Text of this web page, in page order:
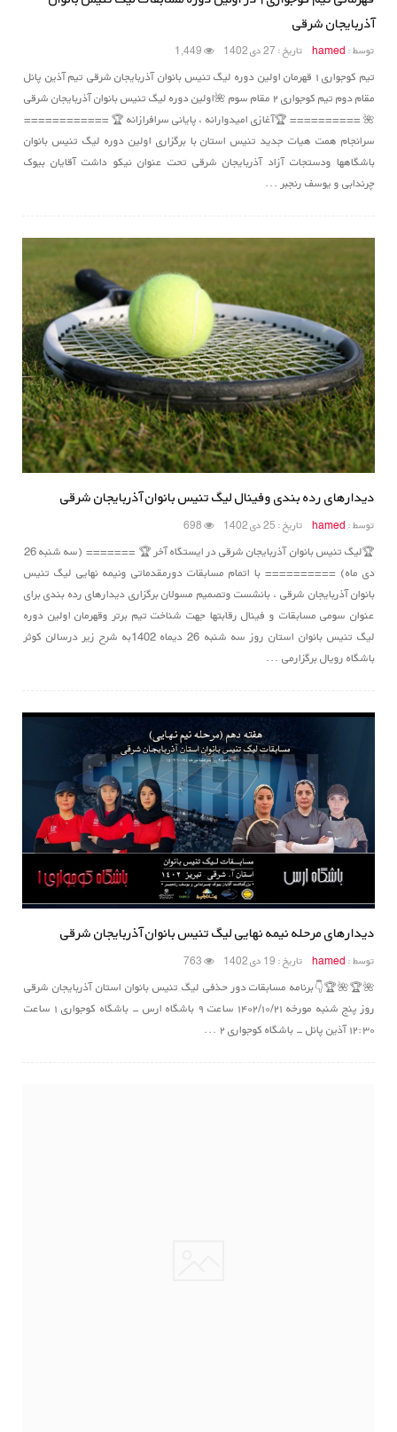
آذربایجان شرقی
توسط : hamed تاریخ : 27 دی 1402
تیم کوجواری ۱ قهرمان اولین دوره لیگ تنیس بانوان آذربایجان شرقی تیم آذین پانل
مقام دوم تیم کوجواری ۲ مقام سوم 🌺اولین دوره لیگ تنیس بانوان آذربایجان شرقی
🌺 ========== 🏆آغازی امیدوارانه ، پایانی سرافرازانه 🏆 ============
سرانجام همت هیات جدید تنیس استان با برگزاری اولین دوره لیگ تنیس بانوان
باشگاهها ودستجات آزاد آذربایجان شرقی تحت عنوان نیکو داشت آقایان بیوک
چرندابی و یوسف رنجبر ...
دیدارهای رده بندی وفینال لیگ تنیس بانوان آذربایجان شرقی
توسط : hamed تاریخ : 25 دی 1402
🏆لیگ تنیس بانوان آذربایجان شرقی در ایستگاه آخر 🏆 ======= (سه شنبه 26
دی ماه) ========== با اتمام مسابقات دورمقدماتی ونیمه نهایی لیگ تنیس
بانوان آذربایجان شرقی ، بانشست وتصمیم مسولان برگزاری دیدارهای رده بندی برای
عنوان سومی مسابقات و فینال رقابتها جهت شناخت تیم برتر وقهرمان اولین دوره
لیگ تنیس بانوان استان روز سه شنبه 26 دیماه 1402به شرح زیر درسالن کوثر
باشگاه رویال برگزارمی ...
دیدارهای مرحله نیمه نهایی لیگ تنیس بانوان آذربایجان شرقی
توسط : hamed تاریخ : 19 دی 1402
🌺🏆🌺🏆👇برنامه مسابقات دور حذفی لیگ تنیس بانوان استان آذربایجان شرقی
روز پنج شنبه مورخه ۱۴۰۲/۱۰/۲۱ ساعت ۹ باشگاه ارس - باشگاه کوجواری ۱ ساعت
۱۲:۳۰ آذین پانل - باشگاه کوجواری ۲ ...